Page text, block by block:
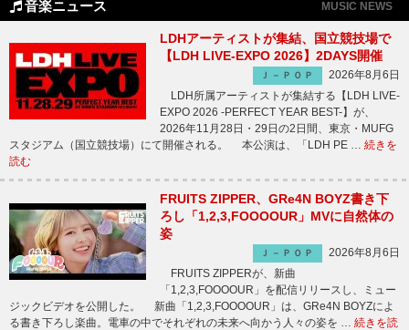
音楽ニュース MUSIC NEWS
LDHアーティストが集結、国立競技場で
【LDH LIVE-EXPO 2026】2DAYS開催
Ｊ－ＰＯＰ
2026年8月6日
LDH所属アーティストが集結する【LDH LIVE-
EXPO 2026 -PERFECT YEAR BEST-】が、
2026年11月28日・29日の2日間、東京・MUFG
スタジアム（国立競技場）にて開催される。 本公演は、「LDH PE … 続きを
読む
FRUITS ZIPPER、GRe4N BOYZ書き下
ろし「1,2,3,FOOOOUR」MVに自然体の
姿
Ｊ－ＰＯＰ
2026年8月6日
FRUITS ZIPPERが、新曲
「1,2,3,FOOOOUR」を配信リリースし、ミュー
ジックビデオを公開した。 新曲「1,2,3,FOOOOUR」は、GRe4N BOYZによ
る書き下ろし楽曲。電車の中でそれぞれの未来へ向かう人々の姿を … 続きを読